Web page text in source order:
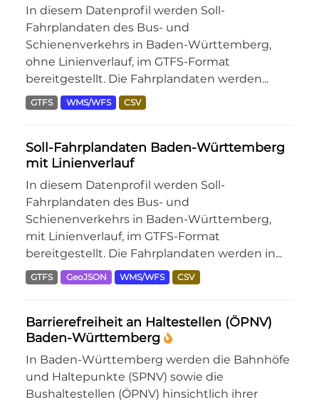
In diesem Datenprofil werden Soll-
Fahrplandaten des Bus- und
Schienenverkehrs in Baden-Württemberg,
ohne Linienverlauf, im GTFS-Format
bereitgestellt. Die Fahrplandaten werden...
GTFS WMS/WFS CSV
Soll-Fahrplandaten Baden-Württemberg
mit Linienverlauf
In diesem Datenprofil werden Soll-
Fahrplandaten des Bus- und
Schienenverkehrs in Baden-Württemberg,
mit Linienverlauf, im GTFS-Format
bereitgestellt. Die Fahrplandaten werden in...
GTFS GeoJSON WMS/WFS CSV
Barrierefreiheit an Haltestellen (ÖPNV)
Baden-Württemberg
In Baden-Württemberg werden die Bahnhöfe
und Haltepunkte (SPNV) sowie die
Bushaltestellen (ÖPNV) hinsichtlich ihrer